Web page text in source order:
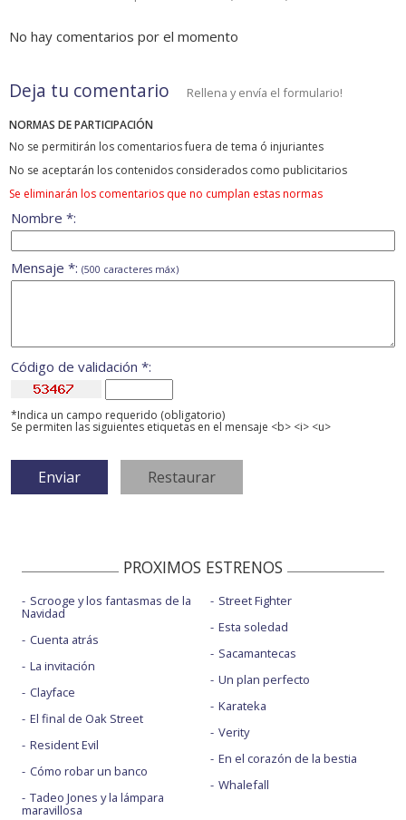
No hay comentarios por el momento
Deja tu comentario Rellena y envía el formulario!
NORMAS DE PARTICIPACIÓN
No se permitirán los comentarios fuera de tema ó injuriantes
No se aceptarán los contenidos considerados como publicitarios
Se eliminarán los comentarios que no cumplan estas normas
Nombre *:
Mensaje *: (500 caracteres máx)
Código de validación *:
*Indica un campo requerido (obligatorio)
Se permiten las siguientes etiquetas en el mensaje <b> <i> <u>
PROXIMOS ESTRENOS
Scrooge y los fantasmas de la
Navidad
Cuenta atrás
La invitación
Clayface
El final de Oak Street
Resident Evil
Cómo robar un banco
Tadeo Jones y la lámpara
maravillosa
Street Fighter
Esta soledad
Sacamantecas
Un plan perfecto
Karateka
Verity
En el corazón de la bestia
Whalefall